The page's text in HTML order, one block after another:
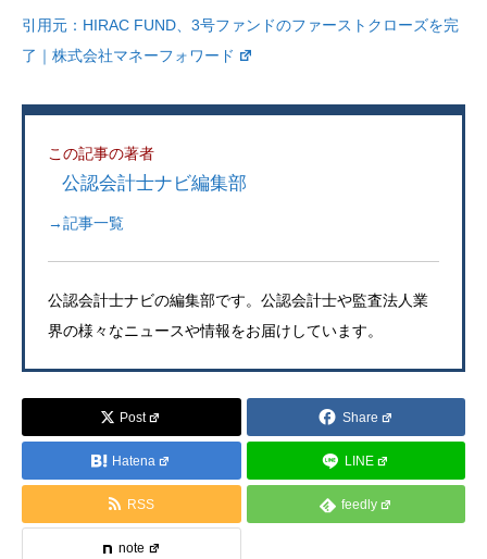
引用元： HIRAC FUND、3号ファンドのファーストクローズを完
了｜株式会社マネーフォワード
この記事の著者
公認会計士ナビ編集部
→記事一覧
公認会計士ナビの編集部です。公認会計士や監査法人業
界の様々なニュースや情報をお届けしています。
Post Share
Hatena LINE
RSS feedly
note